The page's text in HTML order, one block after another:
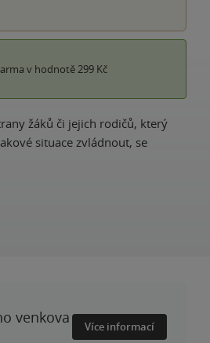
v hodnotě 299 Kč
žáků či jejich rodičů, který
situace zvládnout, se
venkova
Více informací